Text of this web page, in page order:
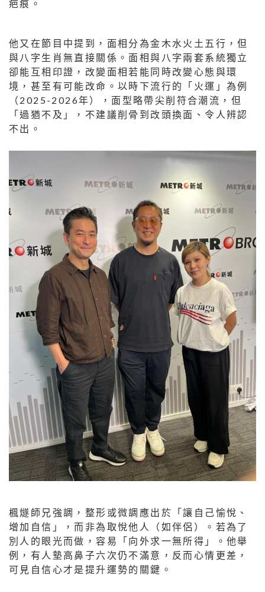
疤痕。
他又在節目中提到，面相分為金木水火土五行，但
與八字生肖無直接關係。面相與八字兩套系統獨立
卻能互相印證，改變面相若能同時改變心態與環
境，甚至有可能改命。以時下流行的「火運」為例
（2025-2026年），面型略帶尖削符合潮流，但
「過猶不及」，不建議削骨到改頭換面、令人辨認
不出。
楓燧師兄強調，整形或微調應出於「讓自己愉悅、
增加自信」，而非為取悅他人（如伴侶）。若為了
別人的眼光而做，容易「向外求一無所得」。他舉
例，有人墊高鼻子六次仍不滿意，反而心情更差，
可見自信心才是提升運勢的關鍵。